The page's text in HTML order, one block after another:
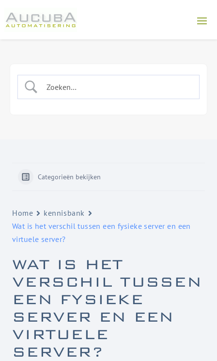
Categorieën bekijken
Home
kennisbank
Wat is het verschil tussen een fysieke server en een
virtuele server?
WAT IS HET
VERSCHIL TUSSEN
EEN FYSIEKE
SERVER EN EEN
VIRTUELE
SERVER?